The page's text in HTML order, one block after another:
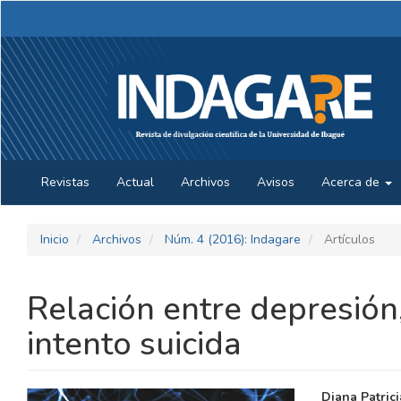
Contenido
principal
Barra
lateral
Revistas Actual Archivos Avisos Acerca de
Inicio Archivos Núm. 4 (2016): Indagare Artículos
Relación entre
intento suicida
Diana